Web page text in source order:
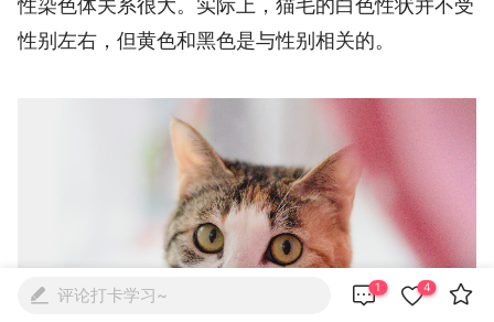
性染色体关系很大。实际上，猫毛的白色性状并不受
性别左右，但黄色和黑色是与性别相关的。
 评论打卡学习~ 1 4 